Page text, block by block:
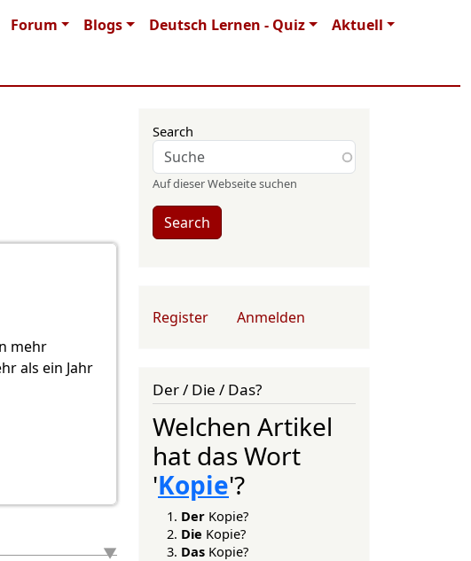
Forum Blogs Deutsch Lernen - Quiz
Aktuell
mehr
als ein Jahr
Search
Auf dieser Webseite suchen
Search
User account menu
Register Anmelden
Der / Die / Das?
Welchen Artikel
hat das Wort
'Kopie'?
Der Kopie?
Die Kopie?
Das Kopie?